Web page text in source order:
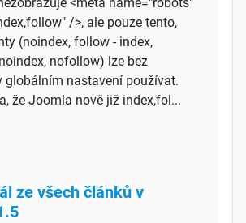
/>, ale pouze tento,
(noindex, follow - index,
nofollow) lze bez
globálním nastavení používat.
že Joomla nově již index,fol...
ze všech článků v